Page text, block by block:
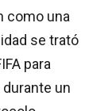
como una
se trató
para
un